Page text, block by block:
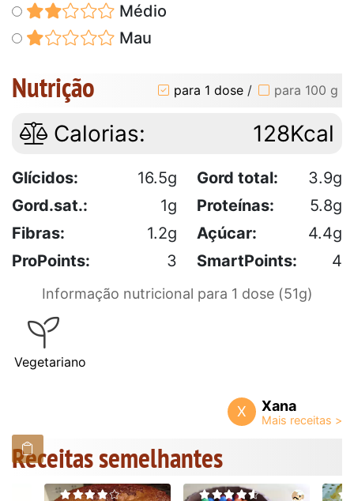
Médio
Mau
Nutrição para 1 dose / para 100 g
Calorias: 128Kcal
Glícidos: 16.5g Gord total:
3.9g
Gord.sat.:
1g Proteínas:
5.8g
Fibras:
1.2g Açúcar:
4.4g
ProPoints:
3 SmartPoints: 4
Informação nutricional para 1 dose (51g)
Vegetariano
X Xana
Receitas semelhantes